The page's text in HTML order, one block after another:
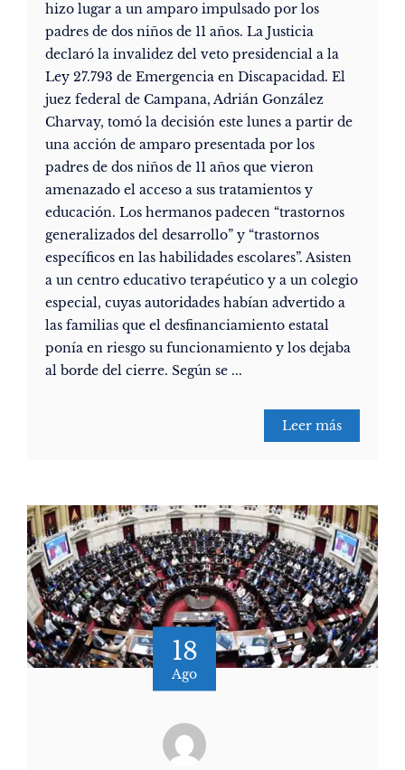
hizo lugar a un amparo impulsado por los
padres de dos niños de 11 años. La Justicia
declaró la invalidez del veto presidencial a la
Ley 27.793 de Emergencia en Discapacidad. El
juez federal de Campana, Adrián González
Charvay, tomó la decisión este lunes a partir de
una acción de amparo presentada por los
padres de dos niños de 11 años que vieron
amenazado el acceso a sus tratamientos y
educación. Los hermanos padecen “trastornos
generalizados del desarrollo” y “trastornos
específicos en las habilidades escolares”. Asisten
a un centro educativo terapéutico y a un colegio
especial, cuyas autoridades habían advertido a
las familias que el desfinanciamiento estatal
ponía en riesgo su funcionamiento y los dejaba
al borde del cierre. Según se ...
Leer más
18
Ago